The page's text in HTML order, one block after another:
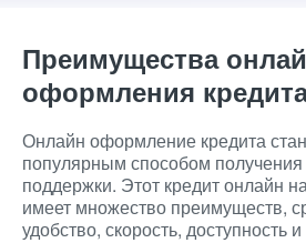
Преимущества
оформления
Онлайн оформление кредита
популярным способом
поддержки. Этот кредит онлайн
имеет множество преимуществ,
удобство, скорость, доступность